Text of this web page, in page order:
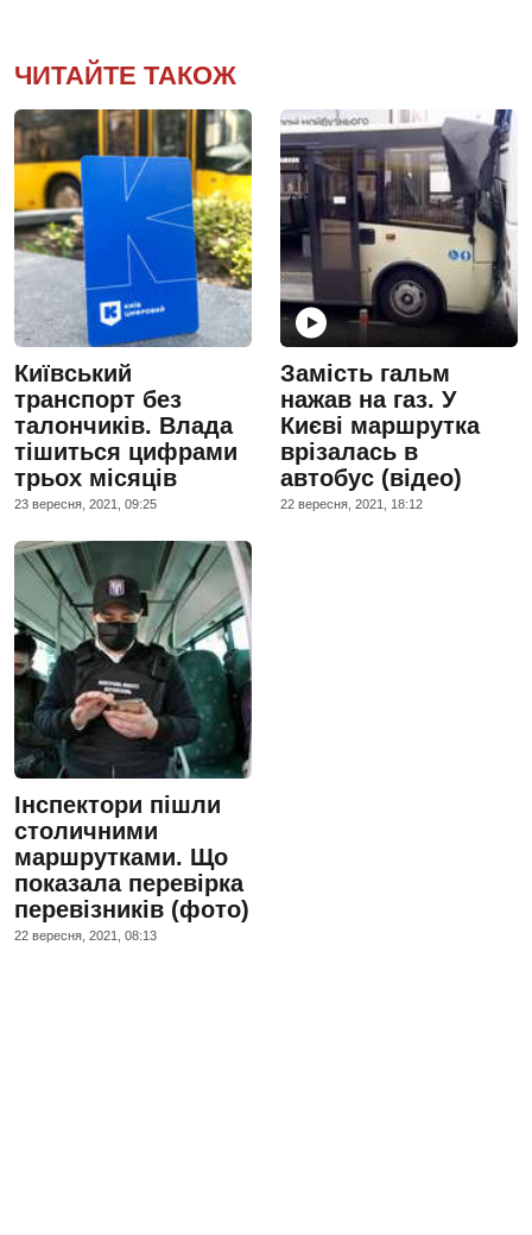
ЧИТАЙТЕ ТАКОЖ
Київський
транспорт без
талончиків. Влада
тішиться цифрами
трьох місяців
23 вересня, 2021, 09:25
Замість гальм
нажав на газ. У
Києві маршрутка
врізалась в
автобус (відео)
22 вересня, 2021, 18:12
Інспектори пішли
столичними
маршрутками. Що
показала перевірка
перевізників (фото)
22 вересня, 2021, 08:13